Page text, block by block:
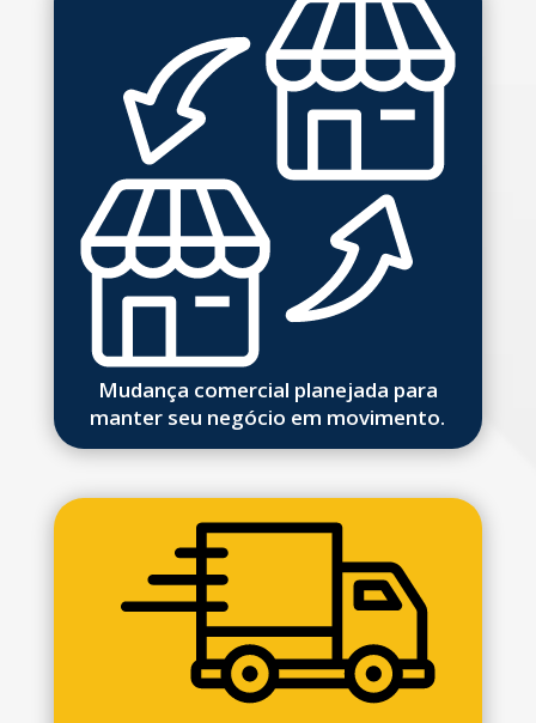
Mudança comercial planejada para
manter seu negócio em movimento.